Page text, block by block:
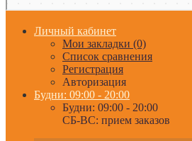
Личный кабинет
Мои закладки (0)
Список сравнения
Регистрация
Авторизация
Будни: 09:00 - 20:00
Будни: 09:00 - 20:00
СБ-ВС: прием заказов